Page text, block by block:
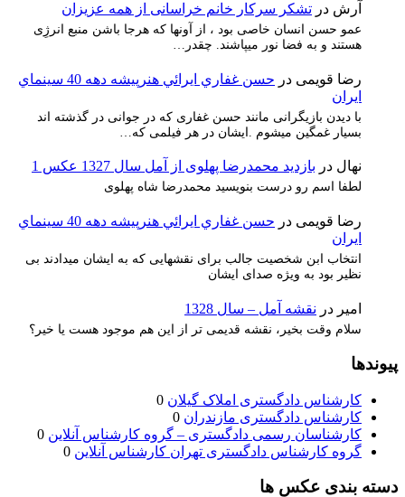
آرش در تشکر سرکار خانم خراسانی از همه عزیزان
عمو حسن انسان خاصی بود ، از آونها که هرجا باشن منبع انرژِی
هستند و به فضا نور میپاشند. چقدر…
رضا قویمی در
حسن غفاري ايرائي هنرپيشه دهه 40 سينماي
ايران
با دیدن بازیگرانی مانند حسن غفاری که در جوانی در گذشته اند
بسیار غمگین میشوم .ایشان در هر فیلمی که…
نهال در بازدید محمدرضا پهلوی از آمل سال 1327 عکس 1
لطفا اسم رو درست بنویسید محمدرضا شاه پهلوی
رضا قویمی در
حسن غفاري ايرائي هنرپيشه دهه 40 سينماي
ايران
انتخاب ابن شخصیت جالب برای نقشهایی که به ایشان میدادند بی
نظیر بود به ویژه صدای ایشان
امیر در نقشه آمل – سال 1328
سلام وقت بخیر، نقشه قدیمی تر از این هم موجود هست یا خیر؟
پیوندها
کارشناس دادگستری املاک گیلان
کارشناس دادگستری مازندران
کارشناسان رسمی دادگستری – گروه کارشناس آنلاین
گروه کارشناس دادگستری تهران کارشناس آنلاین
دسته بندی عکس ها